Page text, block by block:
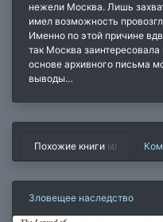
нежели Москва. Лишь
имел возможность
Именно по этой причине
так Москва
основе архивного письма
выводы…
Похожие книги (4)
Зловещее наследство